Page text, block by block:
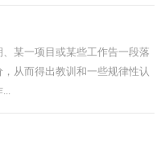
某一项目或某些工作告一段落
从而得出教训和一些规律性认